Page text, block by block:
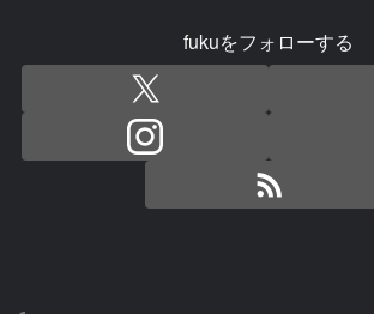
fukuをフォローする